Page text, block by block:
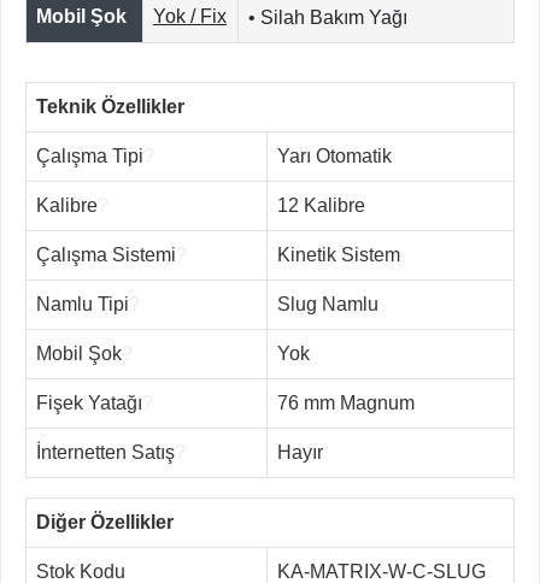
• Silah Bakım Yağı
Mobil Şok Yok / Fix
Teknik Özellikler
Çalışma Tipi Yarı Otomatik
Kalibre 12 Kalibre
Çalışma Sistemi Kinetik Sistem
Namlu Tipi Slug Namlu
Mobil Şok Yok
Fişek Yatağı 76 mm Magnum
İnternetten Satış Hayır
Diğer Özellikler
Stok Kodu KA-MATRIX-W-C-SLUG